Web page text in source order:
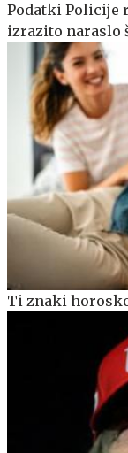
Podatki Policije
izrazito naraslo
Ti znaki